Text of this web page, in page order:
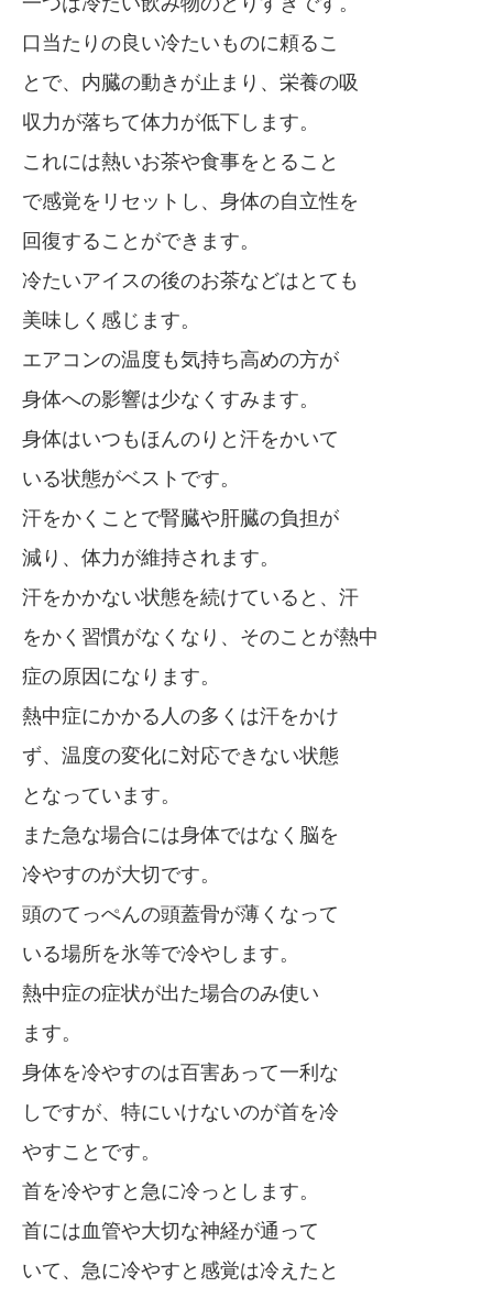
口当たりの良い冷たいものに頼るこ
とで、内臓の動きが止まり、栄養の吸
収力が落ちて体力が低下します。
これには熱いお茶や食事をとること
で感覚をリセットし、身体の自立性を
回復することができます。
冷たいアイスの後のお茶などはとても
美味しく感じます。
エアコンの温度も気持ち高めの方が
身体への影響は少なくすみます。
身体はいつもほんのりと汗をかいて
いる状態がベストです。
汗をかくことで腎臓や肝臓の負担が
減り、体力が維持されます。
汗をかかない状態を続けていると、汗
をかく習慣がなくなり、そのことが熱中
症の原因になります。
熱中症にかかる人の多くは汗をかけ
ず、温度の変化に対応できない状態
となっています。
また急な場合には身体ではなく脳を
冷やすのが大切です。
頭のてっぺんの頭蓋骨が薄くなって
いる場所を氷等で冷やします。
熱中症の症状が出た場合のみ使い
ます。
身体を冷やすのは百害あって一利な
しですが、特にいけないのが首を冷
やすことです。
首を冷やすと急に冷っとします。
首には血管や大切な神経が通って
いて、急に冷やすと感覚は冷えたと